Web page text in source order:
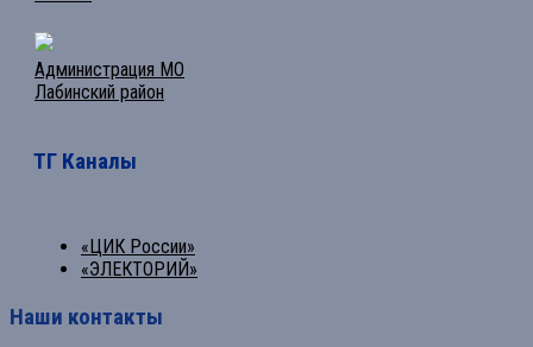
Администрация МО
Лабинский район
ТГ Каналы
«ЦИК России»
«ЭЛЕКТОРИЙ»
Наши контакты